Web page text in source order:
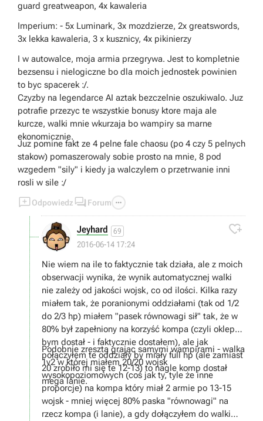
guard greatweapon, 4x kawaleria
Imperium: - 5x Luminark, 3x mozdzierze, 2x greatswords,
3x lekka kawaleria, 3 x kusznicy, 4x pikinierzy
I w autowalce, moja armia przegrywa. Jest to kompletnie
bezsensu i nielogiczne bo dla moich jednostek powinien
to byc spacerek :/.
Czyzby na legendarce AI aztak bezczelnie oszukiwalo. Juz
potrafie przezyc te wszystkie bonusy ktore maja ale
kurcze, walki mnie wkurzaja bo wampiry sa marne
ekonomicznie.
Juz pomine fakt ze 4 pelne fale chaosu (po 4 czy 5 pelnych
stakow) pomaszerowaly sobie prosto na mnie, 8 pod
wzgedem "sily" i kiedy ja walczylem o przetrwanie inni
rosli w sile :/
Odpowiedz  Forum 
Jeyhard 69
2016-06-14 17:24

Nie wiem na ile to faktycznie tak działa, ale z moich
obserwacji wynika, że wynik automatycznej walki
nie zależy od jakości wojsk, co od ilości. Kilka razy
miałem tak, że poranionymi oddziałami (tak od 1/2
do 2/3 hp) miałem "pasek równowagi sił" tak, że w
80% był zapełniony na korzyść kompa (czyli oklep
bym dostał - i faktycznie dostałem), ale jak
połączyłem te oddziały by miały full hp (ale zamiast
20 zrobiło mi się te 12-13) to nagle komp dostał
mega lanie.
Podobnie zresztą grając samymi wampirami - walka
1v2 w której miałem 20/20 wojsk
wysokopoziomowych (coś jak ty, tyle że inne
proporcje) na kompa który miał 2 armie po 13-15
wojsk - mniej więcej 80% paska "równowagi" na
rzecz kompa (i lanie), a gdy dołączyłem do walki